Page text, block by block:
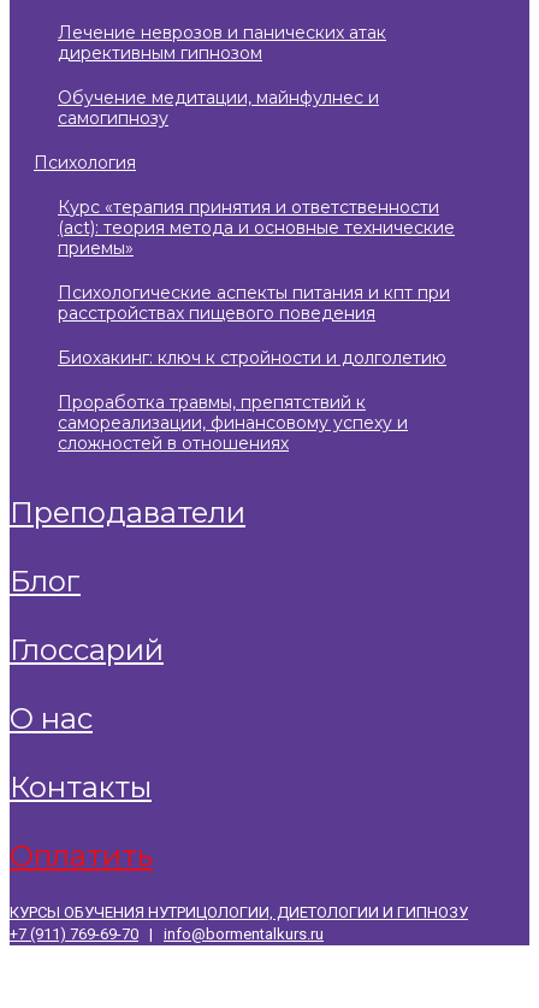
лечение неврозов и панических атак
директивным гипнозом
обучение медитации, майнфулнес и
самогипнозу
психология
курс «терапия принятия и ответственности
(act): теория метода и основные технические
приемы»
психологические аспекты питания и кпт при
расстройствах пищевого поведения
биохакинг: ключ к стройности и долголетию
проработка травмы, препятствий к
самореализации, финансовому успеху и
сложностей в отношениях
преподаватели
блог
глоссарий
о нас
контакты
оплатить
КУРСЫ ОБУЧЕНИЯ НУТРИЦОЛОГИИ, ДИЕТОЛОГИИ И ГИПНОЗУ
+7 (911) 769-69-70 | info@bormentalkurs.ru